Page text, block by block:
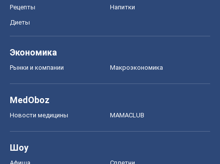
Рецепты Напитки
Диеты
Экономика
Рынки и компании Mакроэкономика
MedOboz
Новости медицины MAMACLUB
Шоу